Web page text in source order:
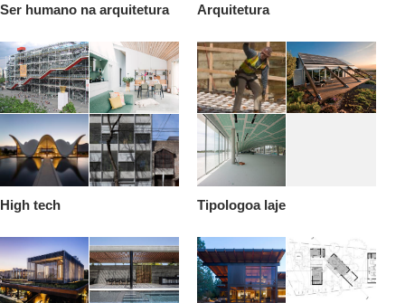
Ser humano na arquitetura Arquitetura
High tech Tipologoa laje